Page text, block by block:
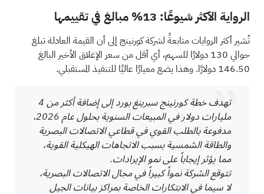
الرواية الأكثر شيوعًا: 13% مبالغ في تقييمها
تُشير أكثر الروايات متابعةً لشركة كورنينج إلى أن القيمة العادلة تبلغ
حوالي 130 دولارًا للسهم، أي أقل من سعر الإغلاق الأخير البالغ
146.50 دولارًا. وهذا يضع معيارًا عاليًا للتنفيذ المستقبلي.
تهدف خطة كورنينج سبرينغ بورد إلى إضافة أكثر من 4
مليارات دولار في المبيعات السنوية بحلول عام 2026،
مدفوعة بالطلب القوي في قطاعي الاتصالات البصرية
والطاقة الشمسية بسبب الاتجاهات الهيكلية القوية،
مما يؤثر إيجاباً على نمو الإيرادات.
تتوقع الشركة نمواً كبيراً في مجال الاتصالات البصرية،
لا سيما في الابتكارات الخاصة بمراكز بيانات الجيل